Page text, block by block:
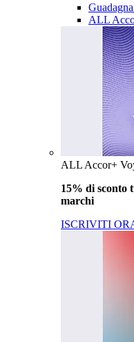
ALL
ALL Accor+
15% di sconto
marchi
ISCRIVITI